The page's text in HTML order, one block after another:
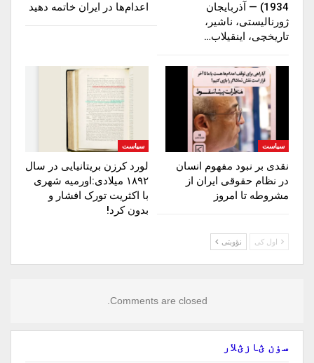
1934) — آذربایجان
ژورنالیستی، ناشیر،
تاریخچی، اینقیلاب…
اعدام‌ها در ایران خاتمه دهید
سیاست
نقدی بر نبود مفهوم انسان
در نظام حقوقی ایران از
مشروطه تا امروز
سیاست
لورد کرزن بریتانیایی در سال
۱۸۹۲ میلادی:اورمیه شهری
با اکثریت تورک افشار و
بدون کرد!
اول کی نؤوبتی
Comments are closed.
سۏن ؽازؽلار